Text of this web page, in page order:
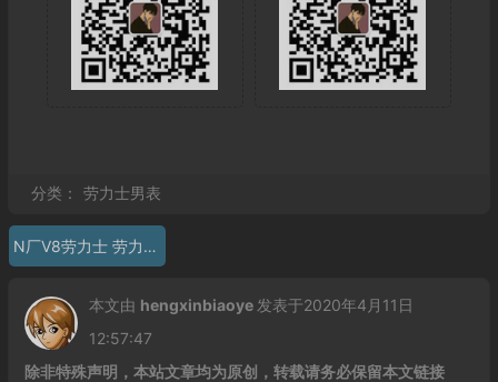
分类： 劳力士男表
N厂V8劳力士 劳力士迪通拿116515LN
本文由 hengxinbiaoye 发表于2020年4月11日
12:57:47
除非特殊声明，本站文章均为原创，转载请务必保留本文链接